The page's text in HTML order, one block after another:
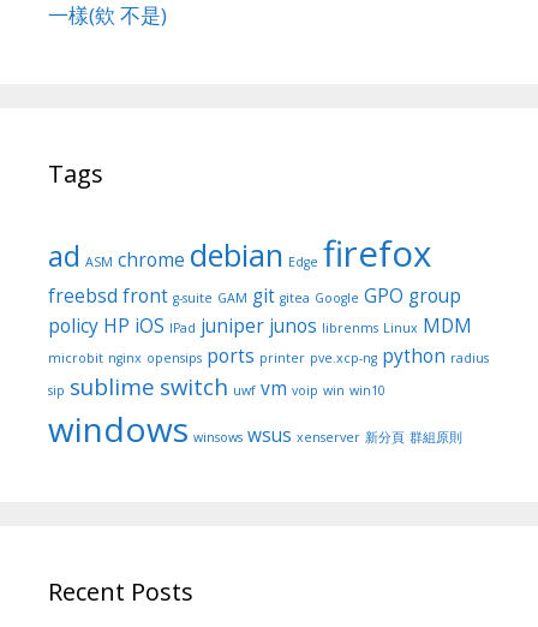
一樣(欸 不是)
Tags
ad ASM chrome debian Edge firefox
freebsd front g-suite GAM git gitea Google GPO group
policy HP iOS IPad juniper junos librenms Linux MDM
microbit nginx opensips ports printer pve.xcp-ng python radius
sip sublime switch uwf vm voip win win10
windows winsows wsus xenserver 新分頁 群組原則
Recent Posts